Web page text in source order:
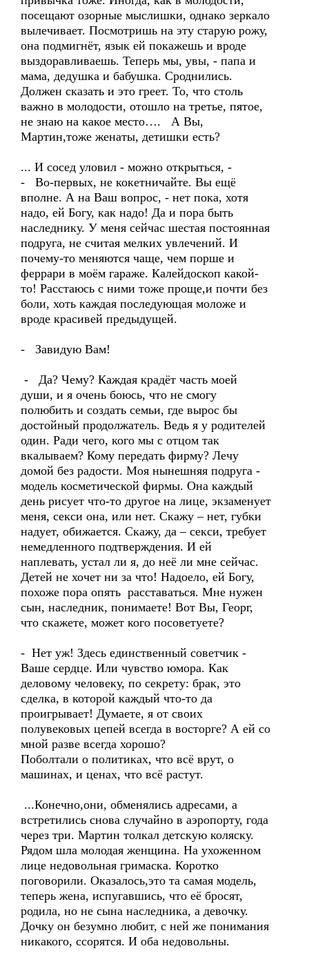
посещают озорные мыслишки, однако зеркало
вылечивает. Посмотришь на эту старую рожу,
она подмигнёт, язык ей покажешь и вроде
выздоравливаешь. Теперь мы, увы, - папа и
мама, дедушка и бабушка. Сроднились.
Должен сказать и это греет. То, что столь
важно в молодости, отошло на третье, пятое,
не знаю на какое место…. А Вы,
Мартин,тоже женаты, детишки есть?
... И сосед уловил - можно открыться, -
- Во-первых, не кокетничайте. Вы ещё
вполне. А на Ваш вопрос, - нет пока, хотя
надо, ей Богу, как надо! Да и пора быть
наследнику. У меня сейчас шестая постоянная
подруга, не считая мелких увлечений. И
почему-то меняются чаще, чем порше и
феррари в моём гараже. Калейдоскоп какой-
то! Расстаюсь с ними тоже проще,и почти без
боли, хоть каждая последующая моложе и
вроде красивей предыдущей.
- Завидую Вам!
- Да? Чему? Каждая крадёт часть моей
души, и я очень боюсь, что не смогу
полюбить и создать семьи, где вырос бы
достойный продолжатель. Ведь я у родителей
один. Ради чего, кого мы с отцом так
вкалываем? Кому передать фирму? Лечу
домой без радости. Моя нынешняя подруга -
модель косметической фирмы. Она каждый
день рисует что-то другое на лице, экзаменует
меня, секси она, или нет. Скажу – нет, губки
надует, обижается. Скажу, да – секси, требует
немедленного подтверждения. И ей
наплевать, устал ли я, до неё ли мне сейчас.
Детей не хочет ни за что! Надоело, ей Богу,
похоже пора опять расставаться. Мне нужен
сын, наследник, понимаете! Вот Вы, Георг,
что скажете, может кого посоветуете?
- Нет уж! Здесь единственный советчик -
Ваше сердце. Или чувство юмора. Как
деловому человеку, по секрету: брак, это
сделка, в которой каждый что-то да
проигрывает! Думаете, я от своих
полувековых цепей всегда в восторге? А ей со
мной разве всегда хорошо?
Поболтали о политиках, что всё врут, о
машинах, и ценах, что всё растут.
...Конечно,они, обменялись адресами, а
встретились снова случайно в аэропорту, года
через три. Мартин толкал детскую коляску.
Рядом шла молодая женщина. На ухоженном
лице недовольная гримаска. Коротко
поговорили. Оказалось,это та самая модель,
теперь жена, испугавшись, что её бросят,
родила, но не сына наследника, а девочку.
Дочку он безумно любит, с ней же понимания
никакого, ссорятся. И оба недовольны.